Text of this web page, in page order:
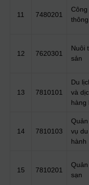
11 7480201
12 7620301
Nuôi
sản
13 7810101
Du
và
hàng
14 7810103
vụ
hành
15 7810201
sạn